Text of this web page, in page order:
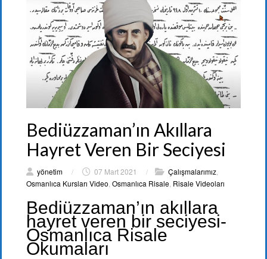
Bediüzzaman’ın Akıllara
Hayret Veren Bir Seciyesi
yönetim / 07 Mart 2021 / Çalışmalarımız
Osmanlıca Kursları Video Osmanlıca Risale Risale Videoları
Bediüzzaman’ın akıllara
hayret veren bir seciyesi-
Osmanlıca Risale
Okumaları